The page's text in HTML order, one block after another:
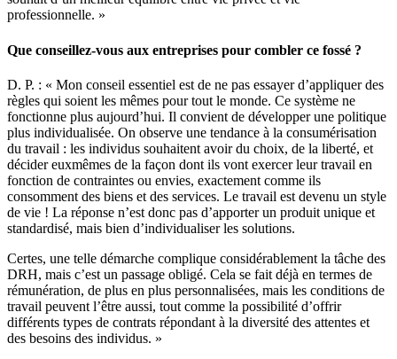
professionnelle. »
Que conseillez-vous aux entreprises pour combler ce fossé ?
D. P. : « Mon conseil essentiel est de ne pas essayer d’appliquer des
règles qui soient les mêmes pour tout le monde. Ce système ne
fonctionne plus aujourd’hui. Il convient de développer une politique
plus individualisée. On observe une tendance à la consumérisation
du travail : les individus souhaitent avoir du choix, de la liberté, et
décider euxmêmes de la façon dont ils vont exercer leur travail en
fonction de contraintes ou envies, exactement comme ils
consomment des biens et des services. Le travail est devenu un style
de vie ! La réponse n’est donc pas d’apporter un produit unique et
standardisé, mais bien d’individualiser les solutions.
Certes, une telle démarche complique considérablement la tâche des
DRH, mais c’est un passage obligé. Cela se fait déjà en termes de
rémunération, de plus en plus personnalisées, mais les conditions de
travail peuvent l’être aussi, tout comme la possibilité d’offrir
différents types de contrats répondant à la diversité des attentes et
des besoins des individus. »